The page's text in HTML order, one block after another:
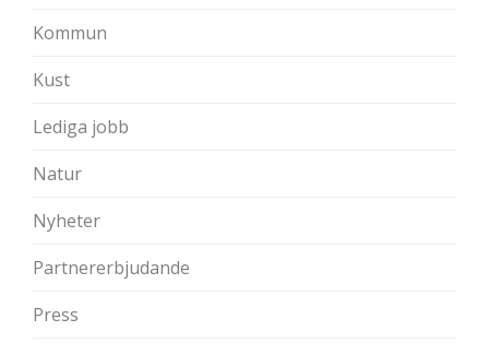
Kommun
Kust
Lediga jobb
Natur
Nyheter
Partnererbjudande
Press